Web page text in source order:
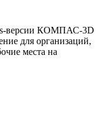
версии КОМПАС-3D
для организаций,
места на